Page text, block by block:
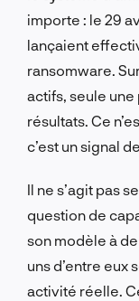
importe : le 29
lançaient
ransomware.
actifs, seule
résultats. Ce
c’est un signal
Il ne s’agit pas
question de
son modèle à
uns d’entre eux
activité réelle.